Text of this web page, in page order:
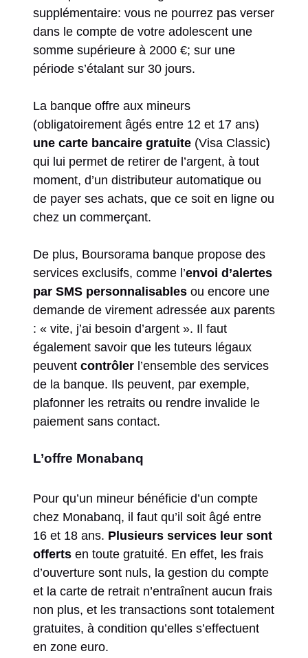
supplémentaire: vous ne pourrez pas verser
dans le compte de votre adolescent une
somme supérieure à 2000 €; sur une
période s’étalant sur 30 jours.
La banque offre aux mineurs
(obligatoirement âgés entre 12 et 17 ans)
une carte bancaire gratuite (Visa Classic)
qui lui permet de retirer de l’argent, à tout
moment, d’un distributeur automatique ou
de payer ses achats, que ce soit en ligne ou
chez un commerçant.
De plus, Boursorama banque propose des
services exclusifs, comme l’envoi d’alertes
par SMS personnalisables ou encore une
demande de virement adressée aux parents
: « vite, j’ai besoin d’argent ». Il faut
également savoir que les tuteurs légaux
peuvent contrôler l’ensemble des services
de la banque. Ils peuvent, par exemple,
plafonner les retraits ou rendre invalide le
paiement sans contact.
L’offre Monabanq
Pour qu’un mineur bénéficie d’un compte
chez Monabanq, il faut qu’il soit âgé entre
16 et 18 ans. Plusieurs services leur sont
offerts en toute gratuité. En effet, les frais
d’ouverture sont nuls, la gestion du compte
et la carte de retrait n’entraînent aucun frais
non plus, et les transactions sont totalement
gratuites, à condition qu’elles s’effectuent
en zone euro.